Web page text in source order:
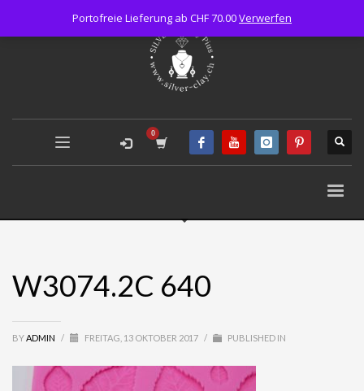
W3074.2C 640
BYADMIN / FREITAG, 13 OKTOBER 2017 / PUBLISHED IN
Portofreie Lieferung ab CHF 70.00Verwerfen